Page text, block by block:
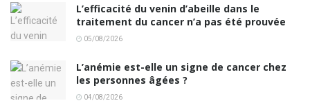
L’efficacité du venin d’abeille dans le
traitement du cancer n’a pas été prouvée
05/08/2026
L’anémie est-elle un signe de cancer chez
les personnes âgées ?
04/08/2026